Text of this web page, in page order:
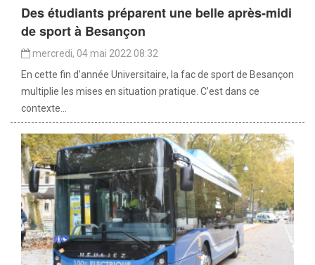
Des étudiants préparent une belle après-midi
de sport à Besançon
mercredi, 04 mai 2022 08:32
En cette fin d’année Universitaire, la fac de sport de Besançon
multiplie les mises en situation pratique. C’est dans ce
contexte...